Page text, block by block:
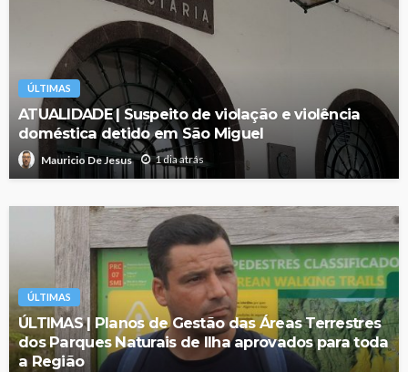
ÚLTIMAS
ATUALIDADE | Suspeito de violação e violência
doméstica detido em São Miguel
Mauricio De Jesus 1 dia atrás
ÚLTIMAS
ÚLTIMAS | Planos de Gestão das Áreas Terrestres
dos Parques Naturais de Ilha aprovados para toda
a Região